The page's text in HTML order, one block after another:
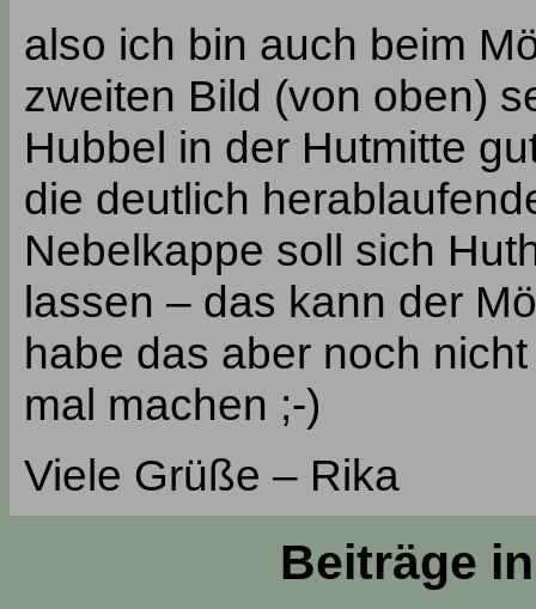
also ich bin auch beim
zweiten Bild (von oben)
Hubbel in der Hutmitte
die deutlich
Nebelkappe soll sich
lassen – das kann der
habe das aber noch
mal machen ;-)
Viele Grüße – Rika
Beiträge